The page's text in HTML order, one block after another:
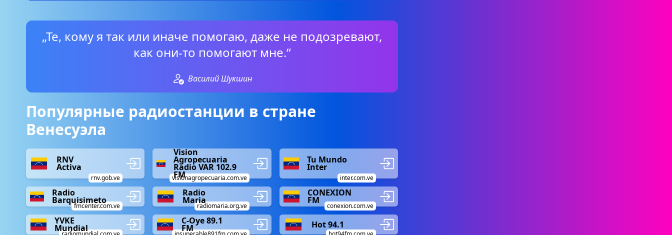
„Те, кому я так или иначе помогаю, даже не подозревают,
как они-то помогают мне.“
Василий Шукшин
Популярные радиостанции в стране
Венесуэла
RNV
Activa
rnv.gob.ve
Vision
Agropecuaria
Radio VAR 102.9
FM
visionagropecuaria.com.ve
Tu Mundo
Inter
inter.com.ve
Radio
Barquisimeto
fmcenter.com.ve
Radio
Maria
radiomaria.org.ve
CONEXION
FM
conexion.com.ve
YVKE
Mundial
C-Oye 89.1
FM Hot 94.1